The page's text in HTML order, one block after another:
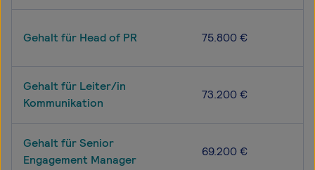
Gehalt für Head of PR 75.800 €
Gehalt für Leiter/in
Kommunikation
73.200 €
Gehalt für Senior
Engagement Manager
69.200 €